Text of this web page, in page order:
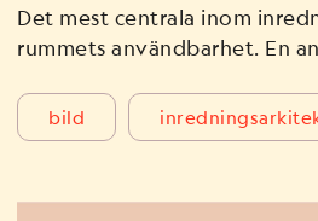
Det mest centrala inom
rummets användbarhet. En
bild